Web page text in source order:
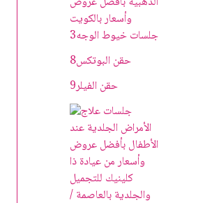
جلسات خيوط الوجه3
حقن البوتکس8
حقن الفيلر9